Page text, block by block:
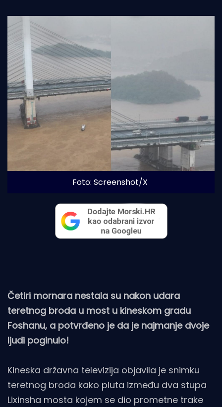
Foto: Screenshot/X
Četiri mornara nestala su nakon udara
teretnog broda u most u kineskom gradu
Foshanu, a potvrđeno je da je najmanje dvoje
ljudi poginulo!
Kineska državna televizija objavila je snimku
teretnog broda kako pluta između dva stupa
Lixinsha mosta kojem se dio prometne trake